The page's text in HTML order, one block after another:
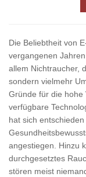
Die Beliebtheit von
vergangenen
allem Nichtraucher,
sondern vielmehr
Gründe für die hohe
verfügbare
hat sich
angestiegen. Hinzu
durchgesetztes
stören meist